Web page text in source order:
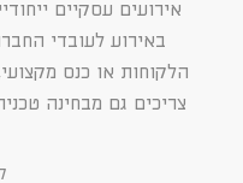
אירועים עסקיים
באירוע לעובדי
הלקוחות או כנס
צריכים גם מבחינה